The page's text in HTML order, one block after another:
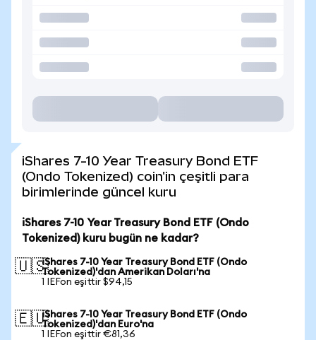
iShares 7-10 Year Treasury Bond ETF
(Ondo Tokenized) coin'in çeşitli para
birimlerinde güncel kuru
iShares 7-10 Year Treasury Bond ETF (Ondo
Tokenized) kuru bugün ne kadar?
🇺🇸iShares 7-10 Year Treasury Bond ETF (Ondo
Tokenized)'dan Amerikan Doları'na
1 IEFon eşittir $94,15
🇪🇺iShares 7-10 Year Treasury Bond ETF (Ondo
Tokenized)'dan Euro'na
1 IEFon eşittir €81,36